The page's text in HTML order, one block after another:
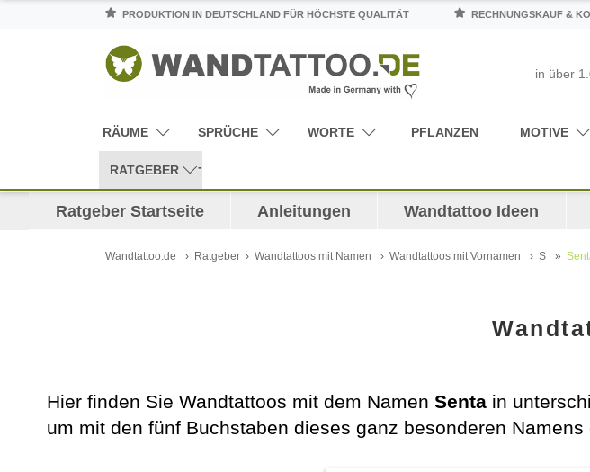
PRODUKTION IN DEUTSCHLAND FÜR HÖCHSTE QUALITÄT RECHNUNGSKAUF &
RÄUME SPRÜCHE WORTE PFLANZEN MOTIVE
RATGEBER
Ratgeber Startseite Anleitungen Wandtattoo Ideen
Wandtattoo.de Ratgeber Wandtattoos mit Namen Wandtattoos mit Vornamen S
Hier finden Sie Wandtattoos mit dem Namen Senta in
um mit den fünf Buchstaben dieses ganz besonderen